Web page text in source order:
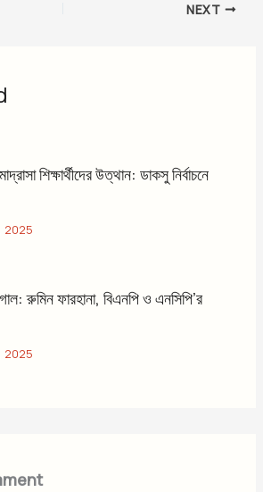
NEXT
শিক্ষার্থীদের উত্থান: ডাকসু নির্বাচনে
2025
রুমিন ফারহানা, বিএনপি ও এনসিপি’র
2025